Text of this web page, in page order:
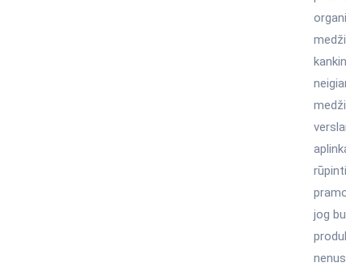
jog